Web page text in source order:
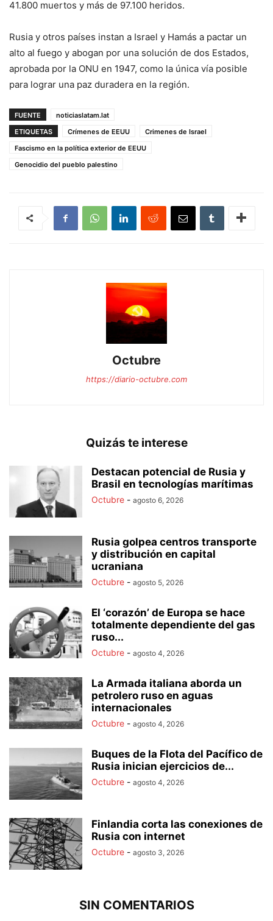
41.800 muertos y más de 97.100 heridos.
Rusia y otros países instan a Israel y Hamás a pactar un
alto al fuego y abogan por una solución de dos Estados,
aprobada por la ONU en 1947, como la única vía posible
para lograr una paz duradera en la región.
FUENTE
noticiaslatam.lat
ETIQUETAS
Crímenes de EEUU
Crimenes de Israel
Fascismo en la política exterior de EEUU
Genocidio del pueblo palestino
Octubre
https://diario-octubre.com
Quizás te interese
Destacan potencial de Rusia y
Brasil en tecnologías marítimas
Octubre - agosto 6, 2026
Rusia golpea centros transporte
y distribución en capital
ucraniana
Octubre - agosto 5, 2026
El ‘corazón’ de Europa se hace
totalmente dependiente del gas
ruso...
Octubre - agosto 4, 2026
La Armada italiana aborda un
petrolero ruso en aguas
internacionales
Octubre - agosto 4, 2026
Buques de la Flota del Pacífico de
Rusia inician ejercicios de...
Octubre - agosto 4, 2026
Finlandia corta las conexiones de
Rusia con internet
Octubre - agosto 3, 2026
SIN COMENTARIOS